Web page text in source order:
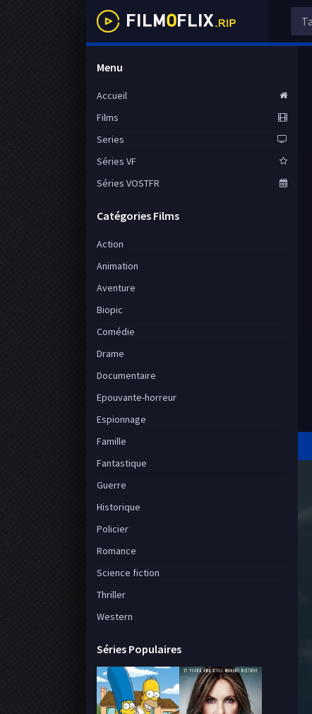
Menu
Accueil
Films
Series
Séries VF
Séries VOSTFR
Catégories Films
Action
Animation
Aventure
Biopic
Comédie
Drame
Documentaire
Epouvante-horreur
Espionnage
Famille
Fantastique
Guerre
Historique
Policier
Romance
Science fiction
Thriller
Western
Séries Populaires